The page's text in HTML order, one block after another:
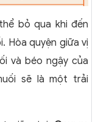
bỏ qua khi đến
Hòa quyện giữa vị
và béo ngậy của
sẽ là một trải